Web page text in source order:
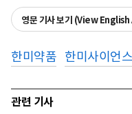
영문 기사 보기 (View
한미약품 한미사이언스
관련 기사